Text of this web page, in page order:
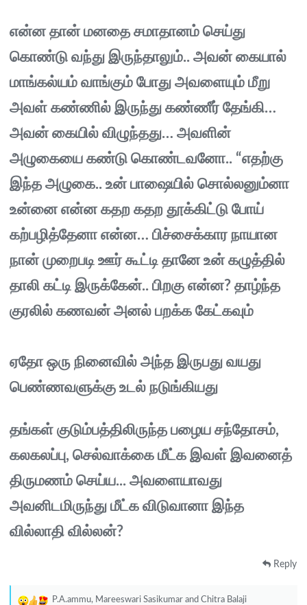
என்ன தான் மனதை சமாதானம் செய்து
கொண்டு வந்து இருந்தாலும்.. அவன் கையால்
மாங்கல்யம் வாங்கும் போது அவளையும் மீறு
அவள் கண்ணில் இருந்து கண்ணீர் தேங்கி…
அவன் கையில் விழுந்தது… அவளின்
அழுகையை கண்டு கொண்டவனோ.. “எதற்கு
இந்த அழுகை.. உன் பாஷையில் சொல்லனும்னா
உன்னை என்ன கதற கதற தூக்கிட்டு போய்
கற்பழித்தேனா என்ன… பிச்சைக்கார நாயான
நான் முறைபடி ஊர் கூட்டி தானே உன் கழுத்தில்
தாலி கட்டி இருக்கேன்.. பிறகு என்ன? தாழ்ந்த
குரலில் கணவன் அனல் பறக்க கேட்கவும்
ஏதோ ஒரு நினைவில் அந்த இருபது வயது
பெண்ணவளுக்கு உடல் நடுங்கியது
தங்கள் குடும்பத்திலிருந்த பழைய சந்தோசம்,
கலகலப்பு, செல்வாக்கை மீட்க இவள் இவனைத்
திருமணம் செய்ய... அவளையாவது
அவனிடமிருந்து மீட்க விடுவானா இந்த
வில்லாதி வில்லன்?
Reply
P.A.ammu, Mareeswari Sasikumar and Chitra Balaji